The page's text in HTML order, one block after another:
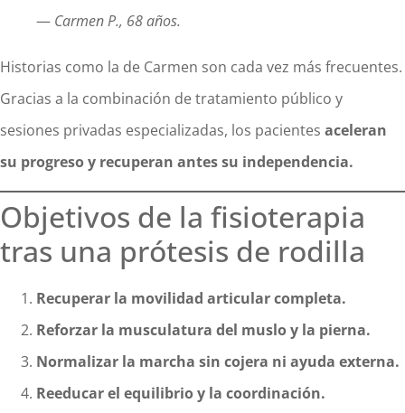
— Carmen P., 68 años.
Historias como la de Carmen son cada vez más frecuentes.
Gracias a la combinación de tratamiento público y
sesiones privadas especializadas, los pacientes aceleran
su progreso y recuperan antes su independencia.
Objetivos de la fisioterapia
tras una prótesis de rodilla
Recuperar la movilidad articular completa.
Reforzar la musculatura del muslo y la pierna.
Normalizar la marcha sin cojera ni ayuda externa.
Reeducar el equilibrio y la coordinación.